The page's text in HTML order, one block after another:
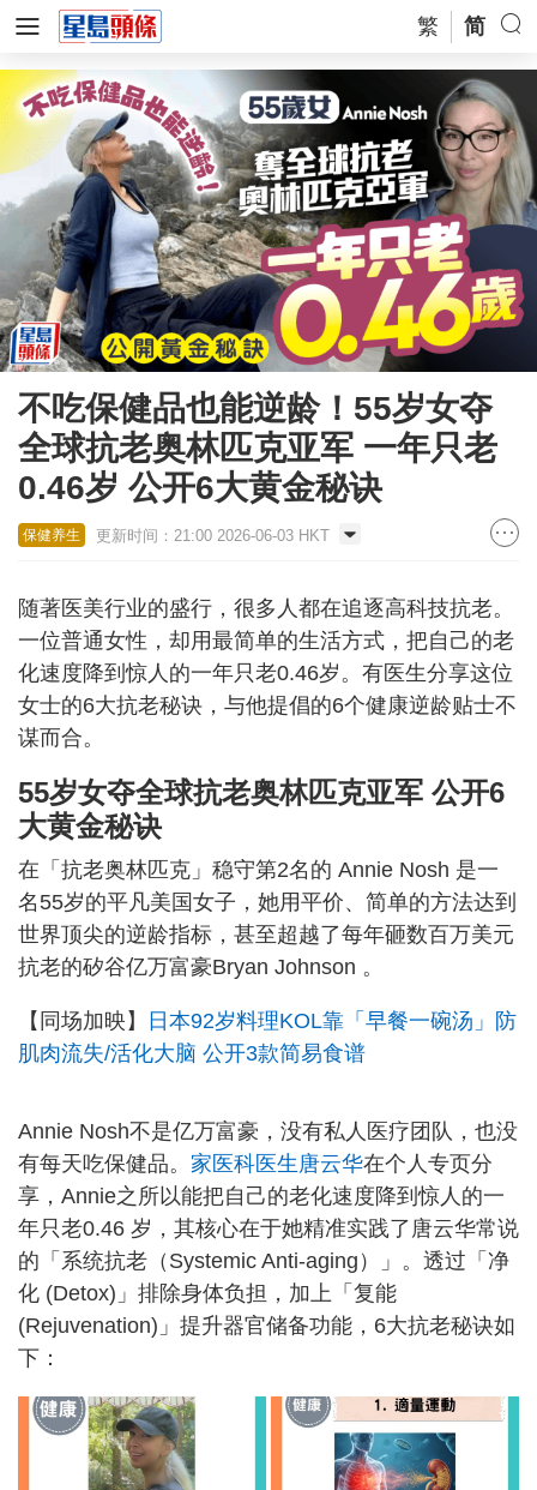
繁 简
不吃保健品也能逆龄！55岁女夺
全球抗老奥林匹克亚军 一年只老
0.46岁 公开6大黄金秘诀
保健养生 更新时间：21:00 2026-06-03 HKT
随著医美行业的盛行，很多人都在追逐高科技抗老。
一位普通女性，却用最简单的生活方式，把自己的老
化速度降到惊人的一年只老0.46岁。有医生分享这位
女士的6大抗老秘诀，与他提倡的6个健康逆龄贴士不
谋而合。
55岁女夺全球抗老奥林匹克亚军 公开6
大黄金秘诀
在「抗老奥林匹克」稳守第2名的 Annie Nosh 是一
名55岁的平凡美国女子，她用平价、简单的方法达到
世界顶尖的逆龄指标，甚至超越了每年砸数百万美元
抗老的矽谷亿万富豪Bryan Johnson 。
【同场加映】
日本92岁料理KOL靠「早餐一碗汤」防
肌肉流失/活化大脑 公开3款简易食谱
Annie Nosh不是亿万富豪，没有私人医疗团队，也没
有每天吃保健品。 家医科医生唐云华在个人专页分
享，Annie之所以能把自己的老化速度降到惊人的一
年只老0.46 岁，其核心在于她精准实践了唐云华常说
的「系统抗老（Systemic Anti-aging）」。透过「净
化 (Detox)」排除身体负担，加上「复能
(Rejuvenation)」提升器官储备功能，6大抗老秘诀如
下：